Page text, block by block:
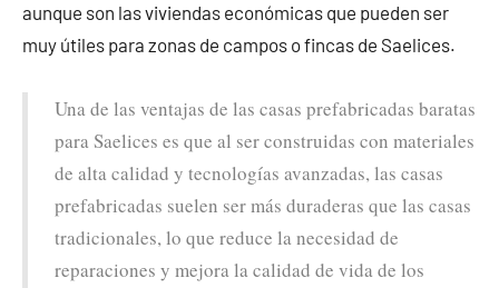
aunque son las viviendas económicas que pueden ser
muy útiles para zonas de campos o fincas de Saelices.
Una de las ventajas de las casas prefabricadas baratas
para Saelices es que al ser construidas con materiales
de alta calidad y tecnologías avanzadas, las casas
prefabricadas suelen ser más duraderas que las casas
tradicionales, lo que reduce la necesidad de
reparaciones y mejora la calidad de vida de los